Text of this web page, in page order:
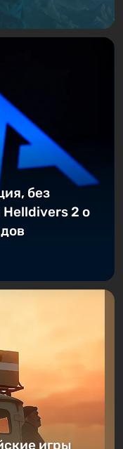
без
Helldivers 2 о
игры